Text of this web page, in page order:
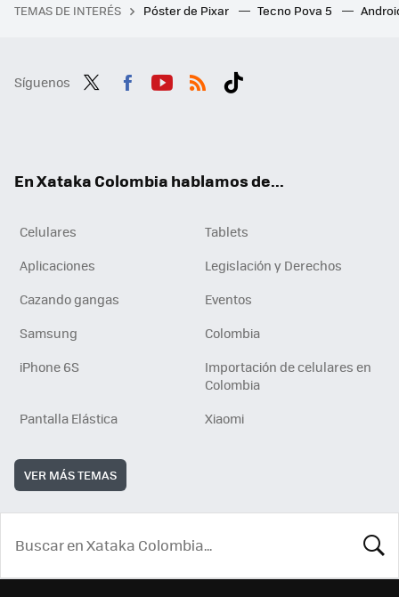
TEMAS DE INTERÉS Póster de Pixar Tecno Pova 5
Síguenos
En Xataka Colombia hablamos de...
Celulares
Tablets
Aplicaciones
Legislación y Derechos
Cazando gangas
Eventos
Samsung
Colombia
iPhone 6S
Importación de celulares en
Colombia
Pantalla Elástica
Xiaomi
VER MÁS TEMAS